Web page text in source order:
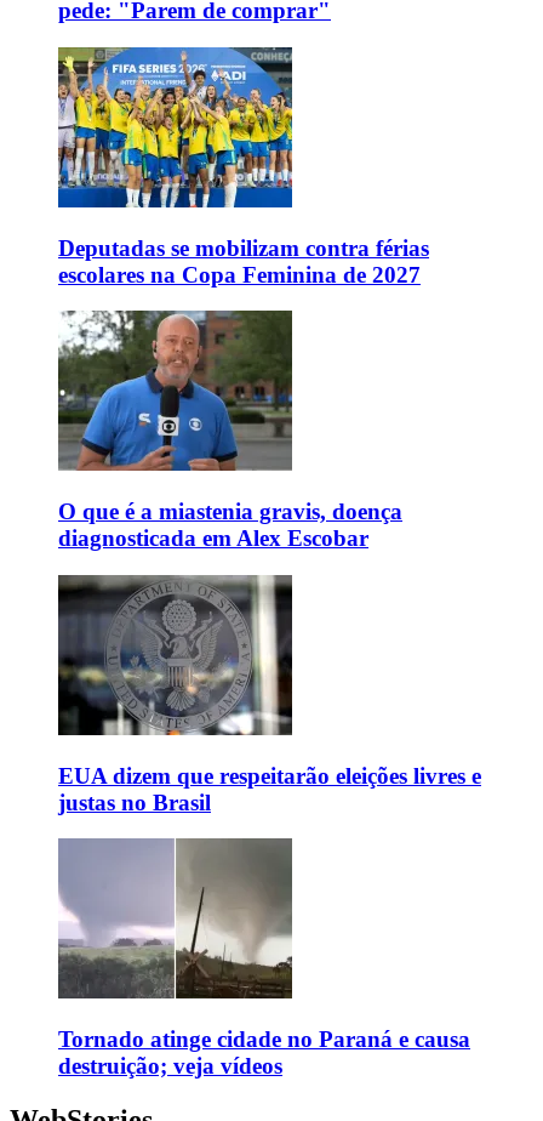
pede: "Parem de comprar"
Deputadas se mobilizam contra férias
escolares na Copa Feminina de 2027
O que é a miastenia gravis, doença
diagnosticada em Alex Escobar
EUA dizem que respeitarão eleições livres e
justas no Brasil
Tornado atinge cidade no Paraná e causa
destruição; veja vídeos